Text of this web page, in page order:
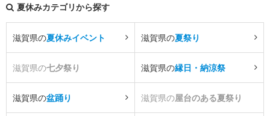
夏休みカテゴリから探す
滋賀県の夏休みイベント 滋賀県の夏祭り
滋賀県の七夕祭り 滋賀県の縁日・納涼祭
滋賀県の盆踊り 滋賀県の屋台のある夏祭り